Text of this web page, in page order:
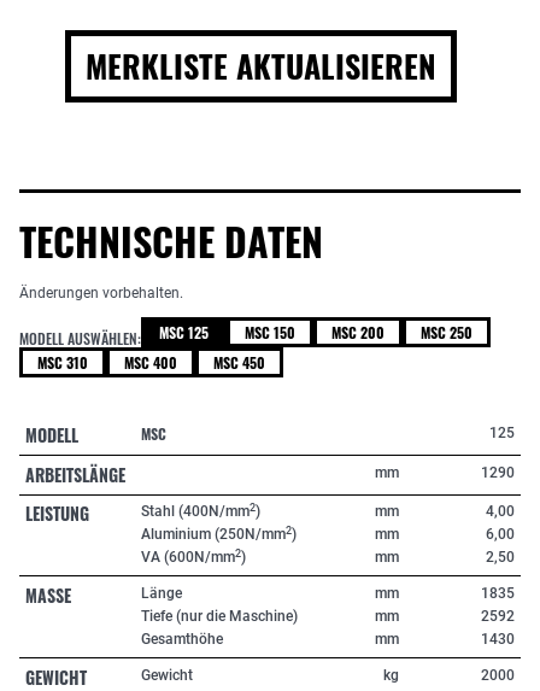
MERKLISTE AKTUALISIEREN
TECHNISCHE DATEN
Änderungen vorbehalten.
MODELL AUSWÄHLEN: MSC 125 MSC 150 MSC 200
MSC 250
MSC 310
MSC 400 MSC 450
MODELL MSC 125
ARBEITSLÄNGE mm 1290
LEISTUNG Stahl (400N/mm2)
Aluminium (250N/mm2)
VA (600N/mm2)
mm
mm
mm
4,00
6,00
2,50
MASSE
Länge
Tiefe (nur die Maschine)
Gesamthöhe
mm
mm
mm
1835
2592
1430
GEWICHT Gewicht kg 2000